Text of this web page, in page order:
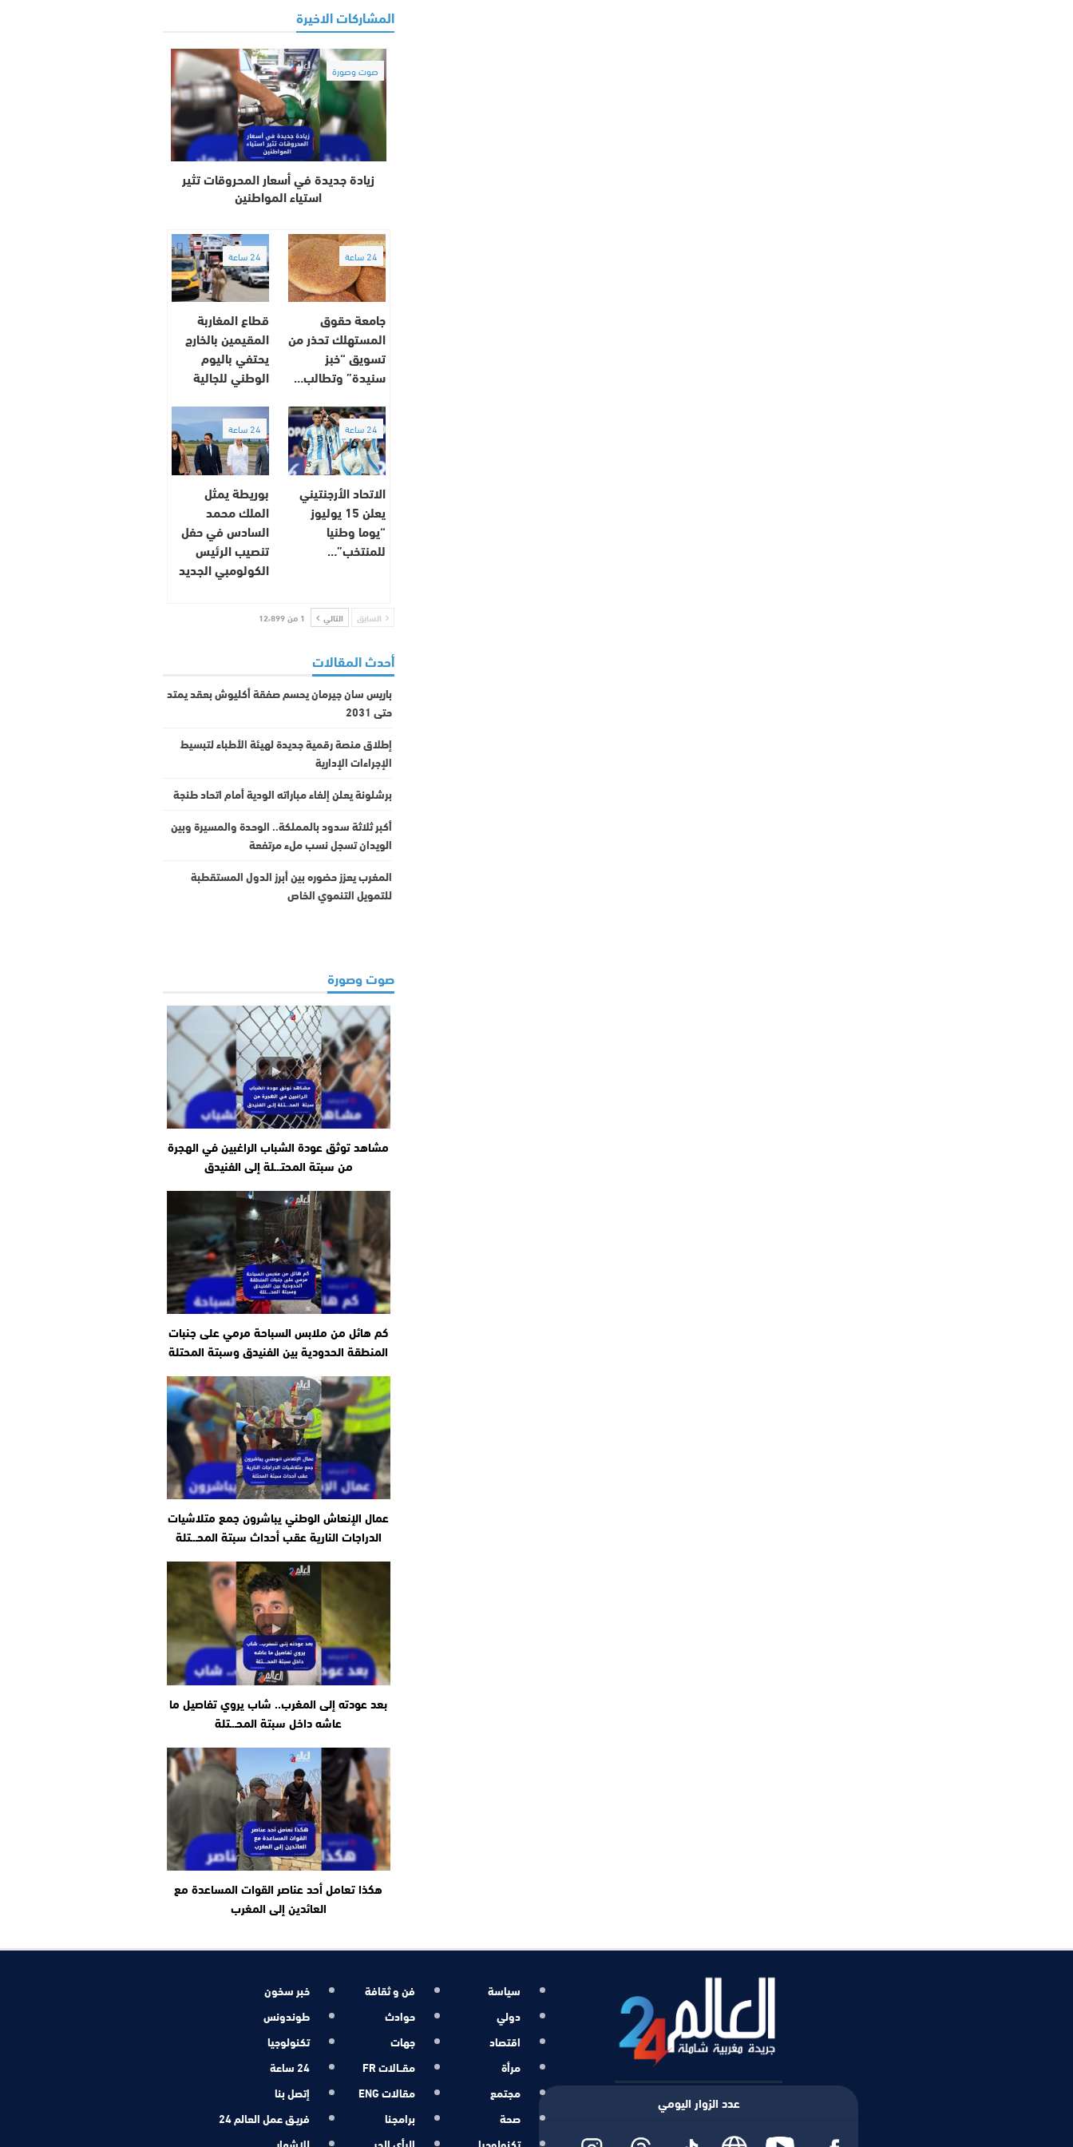
المشاركات الاخيرة
صوت وصورة
زيادة جديدة في أسعار المحروقات تثير
استياء المواطنين
24 ساعة
جامعة حقوق
المستهلك تحذر من
تسويق “خبز
سنيدة” وتطالب…
24 ساعة
قطاع المغاربة
المقيمين بالخارج
يحتفي باليوم
الوطني للجالية
24 ساعة
الاتحاد الأرجنتيني
يعلن 15 يوليوز
“يوما وطنيا
للمنتخب”…
24 ساعة
بوريطة يمثل
الملك محمد
السادس في حفل
تنصيب الرئيس
الكولومبي الجديد
السابق التالي 1 من 12٬899
أحدث المقالات
باريس سان جيرمان يحسم صفقة أكليوش بعقد يمتد
حتى 2031
إطلاق منصة رقمية جديدة لهيئة الأطباء لتبسيط
الإجراءات الإدارية
برشلونة يعلن إلغاء مباراته الودية أمام اتحاد طنجة
أكبر ثلاثة سدود بالمملكة.. الوحدة والمسيرة وبين
الويدان تسجل نسب ملء مرتفعة
المغرب يعزز حضوره بين أبرز الدول المستقطبة
للتمويل التنموي الخاص
صوت وصورة
مشاهد توثق عودة الشباب الراغبين في الهجرة
من سبتة المحتـ.ـلة إلى الفنيدق
كم هائل من ملابس السباحة مرمي على جنبات
المنطقة الحدودية بين الفنيدق وسبتة المحتلة
عمال الإنعاش الوطني يباشرون جمع متلاشيات
الدراجات النارية عقب أحداث سبتة المحـ.ـتلة
بعد عودته إلى المغرب.. شاب يروي تفاصيل ما
عاشه داخل سبتة المحـ.ـتلة
هكذا تعامل أحد عناصر القوات المساعدة مع
العائدين إلى المغرب
عدد الزوار اليومي
سياسة
دولي
اقتصاد
مرأة
مجتمع
صحة
فن و ثقافة
حوادث
جهات
مقــالات FR
مقالات ENG
برامجنا
خبر سخون
طوندونس
تكنولوجيا
24 ساعة
إتصل بنا
فريـق عمل العالم 24